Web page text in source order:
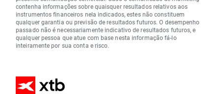
contenha informações sobre quaisquer resultados relativos aos
instrumentos financeiros nela indicados, estes não constituem
qualquer garantia ou previsão de resultados futuros. O desempenho
passado não é necessariamente indicativo de resultados futuros, e
qualquer pessoa que atue com base nesta informação fá-lo
inteiramente por sua conta e risco.